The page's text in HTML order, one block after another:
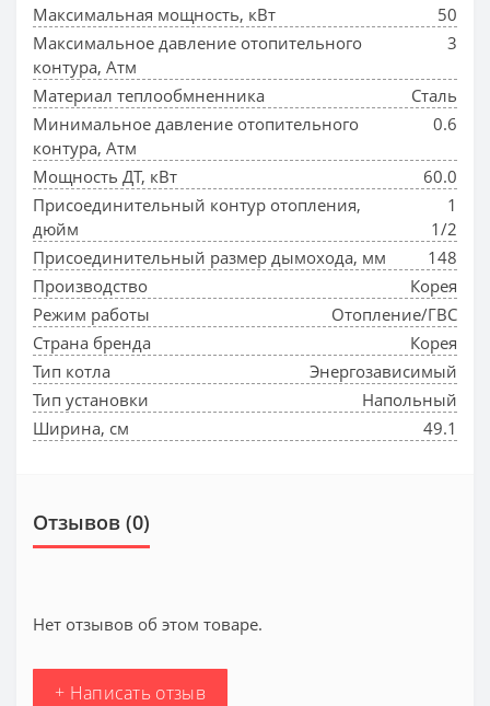
Максимальная мощность, кВт
50
Максимальное давление отопительного
контура, Атм
3
Материал теплообмненника
Сталь
Минимальное давление отопительного
контура, Атм
0.6
Мощность ДТ, кВт
60.0
Присоединительный контур отопления,
дюйм
1
1/2
Присоединительный размер дымохода, мм
148
Производство
Корея
Режим работы
Отопление/ГВС
Страна бренда
Корея
Тип котла
Энергозависимый
Тип установки
Напольный
Ширина, см
49.1
Отзывов (0)
Нет отзывов об этом товаре.
+ Написать отзыв